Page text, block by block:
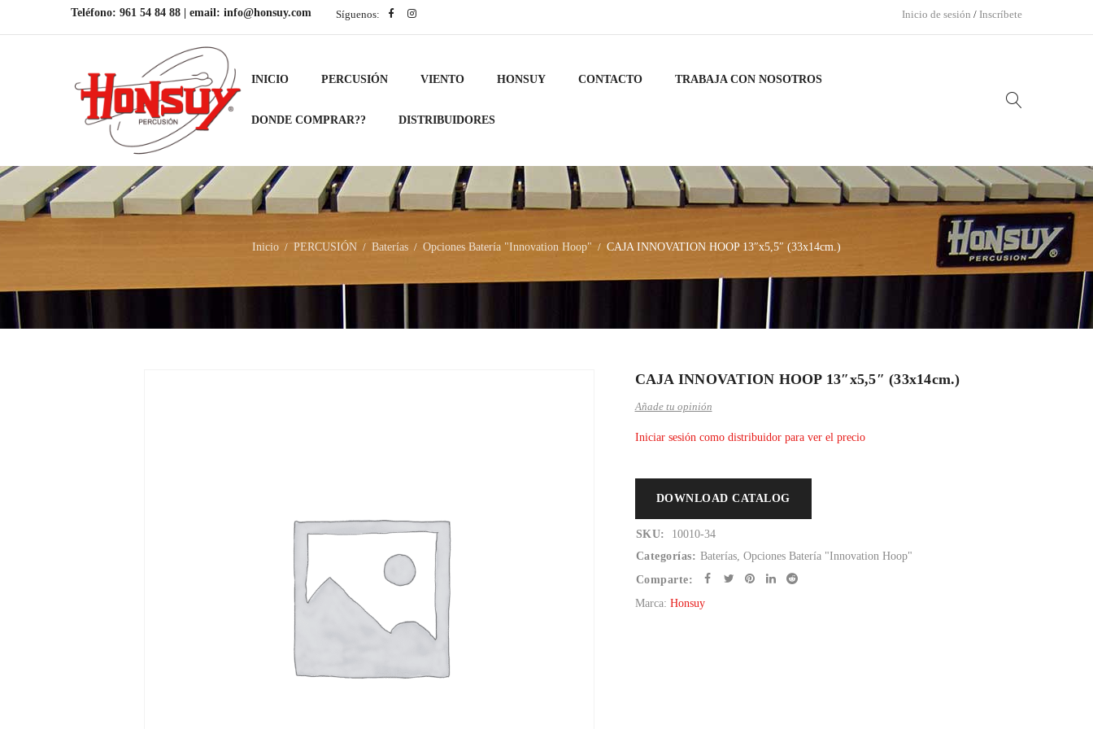
Teléfono: 961 54 84 88 | email: info@honsuy.com Síguenos: Inicio de sesión / Inscríbete
INICIO PERCUSIÓN VIENTO HONSUY CONTACTO TRABAJA CON NOSOTROS
DONDE COMPRAR?? DISTRIBUIDORES
Inicio / PERCUSIÓN / Baterías / Opciones Batería "Innovation Hoop" / CAJA INNOVATION HOOP 13″x5,5″ (33x14cm.)
CAJA INNOVATION HOOP 13″x5,5″ (33x14cm.)
Añade tu opinión
Iniciar sesión como distribuidor para ver el precio
DOWNLOAD CATALOG
SKU:
10010-34
Categorías: Baterías, Opciones Batería "Innovation Hoop"
Comparte:
Marca: Honsuy